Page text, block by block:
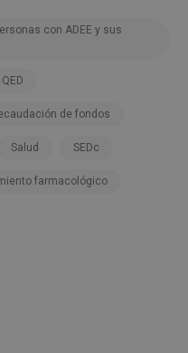
con ADEE y sus
QED
de fondos
Salud SEDc
farmacológico